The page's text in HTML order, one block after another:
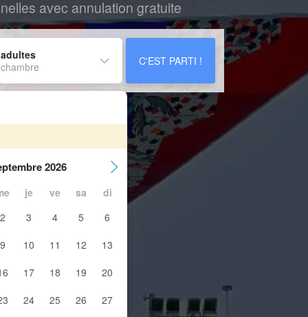
avec annulation gratuite
C'EST PARTI !
2026
je ve sa
di
2
3 4 5
6
9
10 11 12
13
17 18 19
20
24 25 26 27